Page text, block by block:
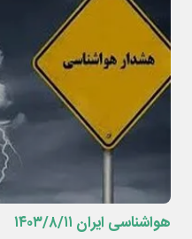
هواشناسی ایران ۱۴۰۳/۸/۱۱